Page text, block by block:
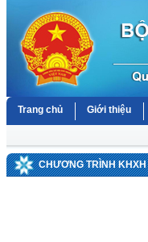
Trang chủ Giới thiệu
CHƯƠNG TRÌNH